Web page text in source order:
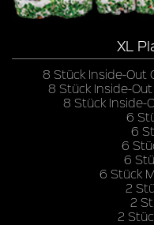
XL
8 Stück Inside-Out
8 Stück Inside-
8 Stück Inside-
6
6
6
6
6 Stück
2
2
2